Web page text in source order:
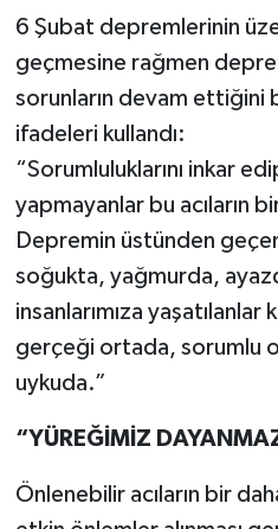
6 Şubat depremlerinin
geçmesine rağmen
sorunların devam ettiğini
ifadeleri kullandı:
“Sorumluluklarını inkar
yapmayanlar bu acıların
Depremin üstünden geçen
soğukta, yağmurda,
insanlarımıza
gerçeği ortada, sorumlu
uykuda.”
“YÜREĞİMİZ
Önlenebilir acıların bir